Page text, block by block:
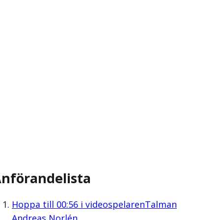
Hoppa till 00:56i videospelarenTalman